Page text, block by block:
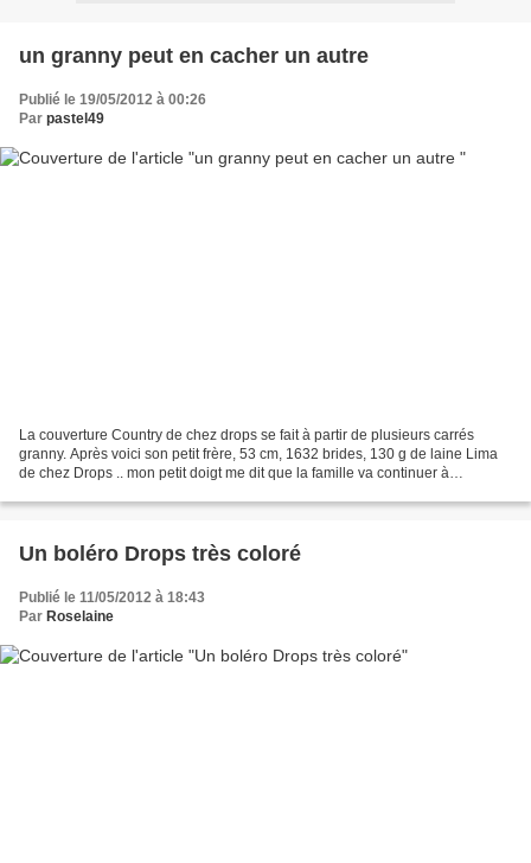
un granny peut en cacher un autre
Publié le 19/05/2012 à 00:26
Par pastel49
La couverture Country de chez drops se fait à partir de plusieurs carrés
granny. Après voici son petit frère, 53 cm, 1632 brides, 130 g de laine Lima
de chez Drops .. mon petit doigt me dit que la famille va continuer à
Un boléro Drops très coloré
Publié le 11/05/2012 à 18:43
Par Roselaine